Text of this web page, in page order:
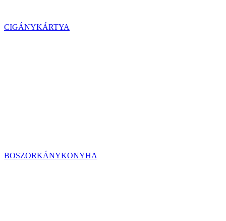
CIGÁNYKÁRTYA
BOSZORKÁNYKONYHA